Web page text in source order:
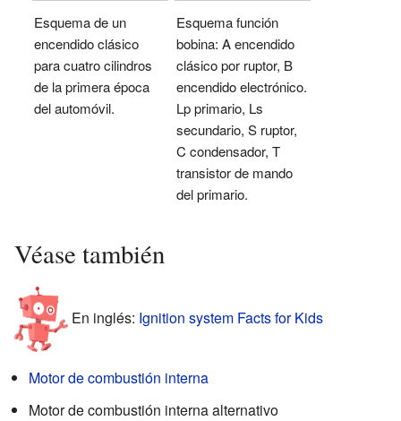
Esquema de un
encendido clásico
para cuatro cilindros
de la primera época
del automóvil.
Esquema función
bobina: A encendido
clásico por ruptor, B
encendido electrónico.
Lp primario, Ls
secundario, S ruptor,
C condensador, T
transistor de mando
del primario.
Véase también
En inglés: Ignition system Facts for Kids
Motor de combustión interna
Motor de combustión interna alternativo